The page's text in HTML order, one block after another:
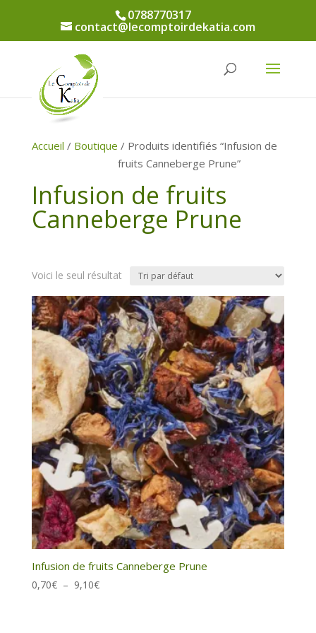
0788770317
contact@lecomptoirdekatia.com
Accueil / Boutique / Produits identifiés “Infusion de
fruits Canneberge Prune”
Infusion de fruits
Canneberge Prune
Voici le seul résultat
Infusion de fruits Canneberge Prune
0,70€ – 9,10€Plage